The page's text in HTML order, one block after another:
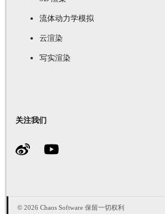
流体动力学模拟
云渲染
写实渲染
关注我们
© 2026 Chaos Software 保留一切权利